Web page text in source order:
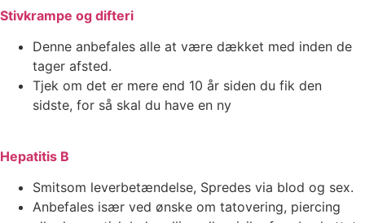
Stivkrampe og difteri
Denne anbefales alle at være dækket med inden de
tager afsted.
Tjek om det er mere end 10 år siden du fik den
sidste, for så skal du have en ny
Hepatitis B
Smitsom leverbetændelse, Spredes via blod og sex.
Anbefales især ved ønske om tatovering, piercing